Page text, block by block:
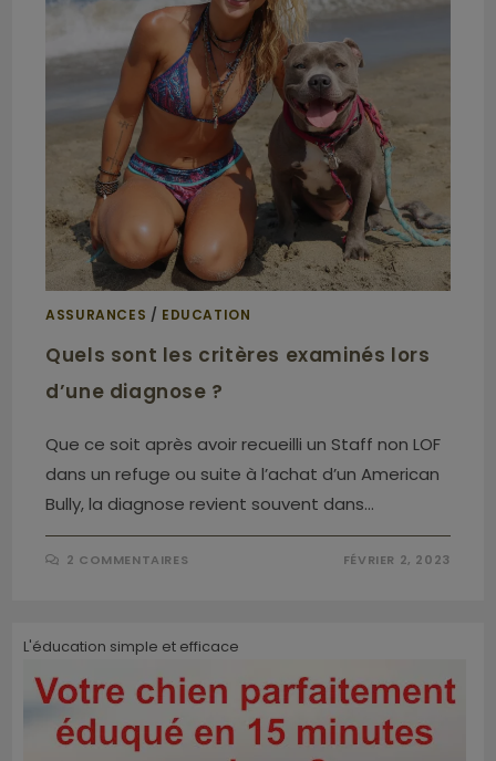
ASSURANCES / EDUCATION
Quels sont les critères examinés lors
d’une diagnose ?
Que ce soit après avoir recueilli un Staff non LOF
dans un refuge ou suite à l’achat d’un American
Bully, la diagnose revient souvent dans…
2 COMMENTAIRES FÉVRIER 2, 2023
L'éducation simple et efficace